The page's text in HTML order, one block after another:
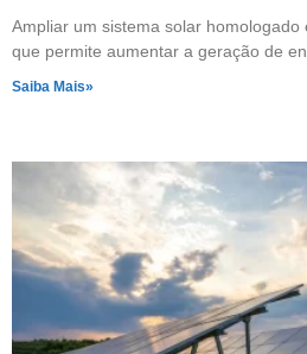
Ampliar um sistema solar homologado
que permite aumentar a geração de
Saiba Mais»